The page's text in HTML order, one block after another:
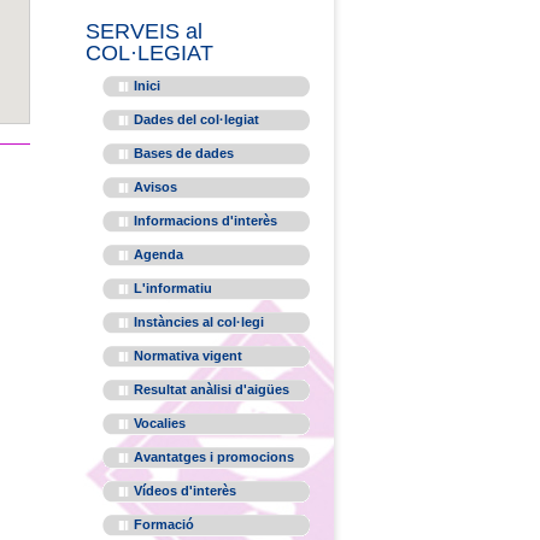
SERVEIS al
COL·LEGIAT
Inici
Dades del col·legiat
Bases de dades
Avisos
Informacions d'interès
Agenda
L'informatiu
Instàncies al col·legi
Normativa vigent
Resultat anàlisi d'aigües
Vocalies
Avantatges i promocions
Vídeos d'interès
Formació